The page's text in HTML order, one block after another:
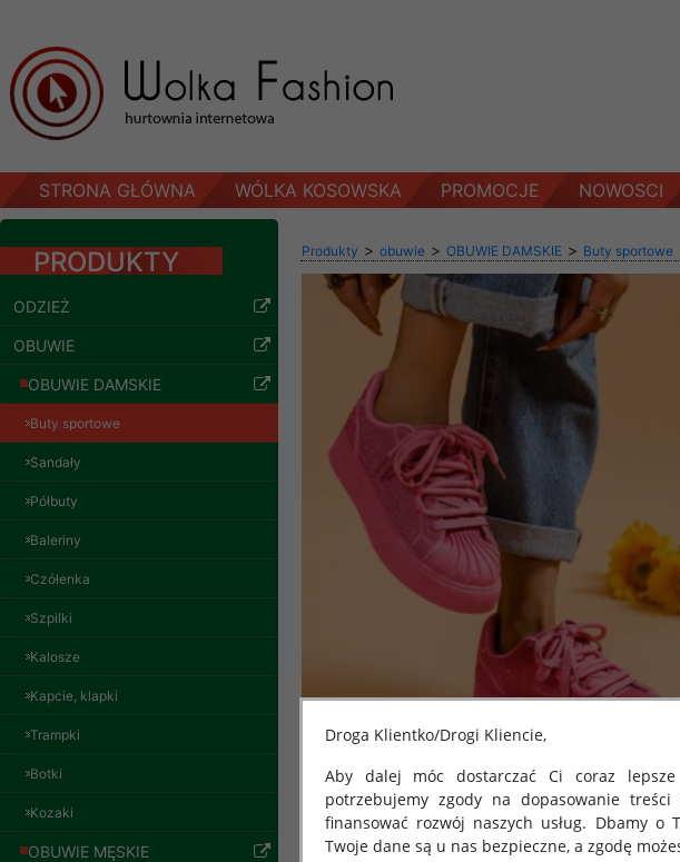
STRONA GŁÓWNA WÓLKA KOSOWSKA PROMOCJE NOWOSCI
PRODUKTY
ODZIEŻ
OBUWIE
OBUWIE DAMSKIE
Buty sportowe
Sandały
Półbuty
Baleriny
Czółenka
Szpilki
Kalosze
Kapcie, klapki
Trampki
Botki
Kozaki
OBUWIE MĘSKIE
Bluzy damskie Roz
L-3XL. 1 kolor.
54.00 zł
Produkty > obuwie > OBUWIE DAMSKIE > Buty sportowe
Droga Klientko/Drogi Kliencie,
Aby dalej móc dostarczać Ci coraz
potrzebujemy zgody na dopasowanie
finansować rozwój naszych usług. Dbamy o
Twoje dane są u nas bezpieczne, a zgodę